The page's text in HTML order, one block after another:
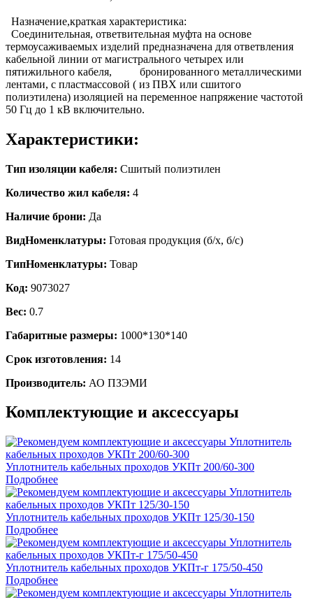
Назначение,краткая характеристика:
Соединительная, ответвительная муфта на основе
термоусаживаемых изделий предназначена для ответвления
кабельной линии от магистрального четырех или
пятижильного кабеля, бронированного металлическими
лентами, с пластмассовой ( из ПВХ или сшитого
полиэтилена) изоляцией на переменное напряжение частотой
50 Гц до 1 кВ включительно.
Характеристики:
Тип изоляции кабеля: Сшитый полиэтилен
Количество жил кабеля: 4
Наличие брони: Да
ВидНоменклатуры: Готовая продукция (б/х, б/с)
ТипНоменклатуры: Товар
Код: 9073027
Вес: 0.7
Габаритные размеры: 1000*130*140
Срок изготовления: 14
Производитель: АО ПЗЭМИ
Комплектующие и аксессуары
Уплотнитель кабельных проходов УКПт 200/60-300
Подробнее
Уплотнитель кабельных проходов УКПт 125/30-150
Подробнее
Уплотнитель кабельных проходов УКПт-г 175/50-450
Подробнее